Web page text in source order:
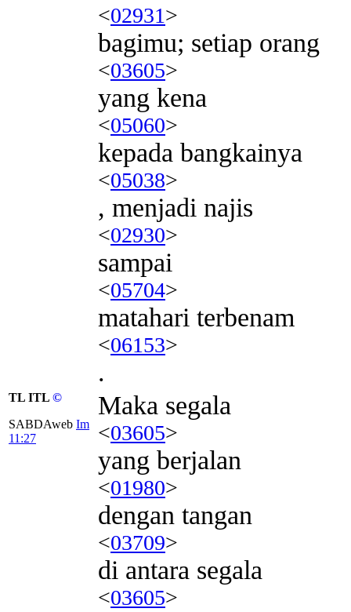
<02931>
bagimu; setiap orang
<03605>
yang kena
<05060>
kepada bangkainya
<05038>
, menjadi najis
<02930>
sampai
<05704>
matahari terbenam
<06153>
.
TL ITL ©
SABDAweb Im
11:27
Maka segala
<03605>
yang berjalan
<01980>
dengan tangan
<03709>
di antara segala
<03605>